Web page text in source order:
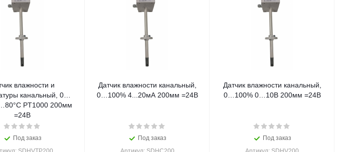
влажности и
канальный, 0…
PT1000 200мм
=24В
Под заказ
Датчик влажности канальный,
0…100% 4...20мА 200мм =24В
Под заказ
Датчик влажности канальный,
0…100% 0…10В 200мм =24В
Под заказ